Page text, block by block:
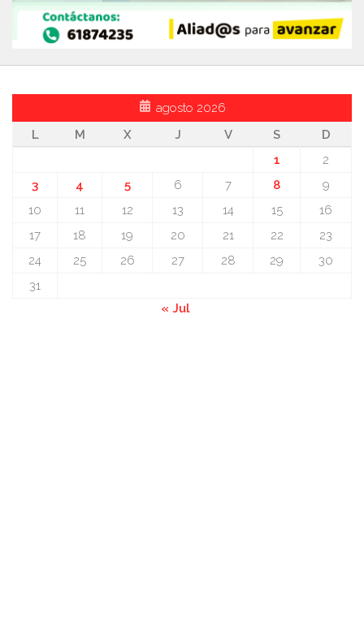
agosto 2026
L
M X J V S
D
1
2
3
4 5 6 7 8
9
10
11 12 13 14 15
16
17
18 19 20 21 22
23
24
25 26 27 28 29
30
31
« Jul